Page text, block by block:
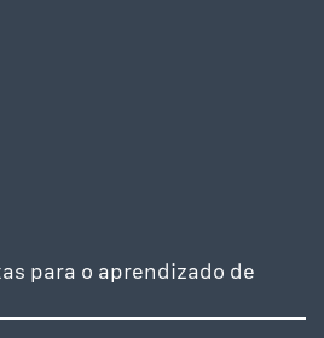
para o aprendizado de